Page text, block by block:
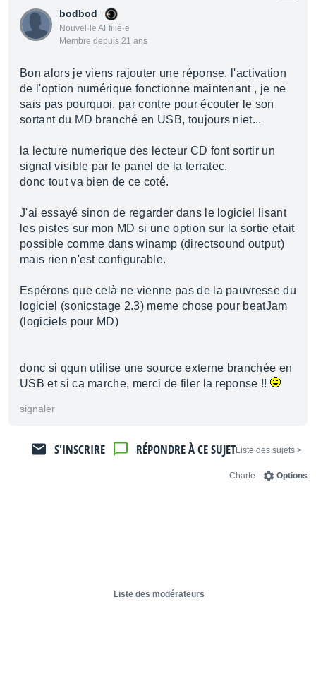
bodbod
Nouvel·le AFfilié·e
Membre depuis 21 ans
Bon alors je viens rajouter une réponse, l'activation
de l'option numérique fonctionne maintenant , je ne
sais pas pourquoi, par contre pour écouter le son
sortant du MD branché en USB, toujours niet...
la lecture numerique des lecteur CD font sortir un
signal visible par le panel de la terratec.
donc tout va bien de ce coté.
J'ai essayé sinon de regarder dans le logiciel lisant
les pistes sur mon MD si une option sur la sortie etait
possible comme dans winamp (directsound output)
mais rien n'est configurable.
Espérons que celà ne vienne pas de la pauvresse du
logiciel (sonicstage 2.3) meme chose pour beatJam
(logiciels pour MD)
donc si qqun utilise une source externe branchée en
USB et si ca marche, merci de filer la reponse !!
signaler
< Liste des sujets
RÉPONDRE À CE SUJET
S'INSCRIRE
Options
Charte
Liste des modérateurs